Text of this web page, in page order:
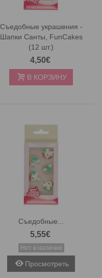
Съедобные украшения -
Шапки Санты, FunCakes
(12 шт.)
4,50€
В КОРЗИНУ
Съедобные...
5,55€
Нет в наличии
Просмотреть